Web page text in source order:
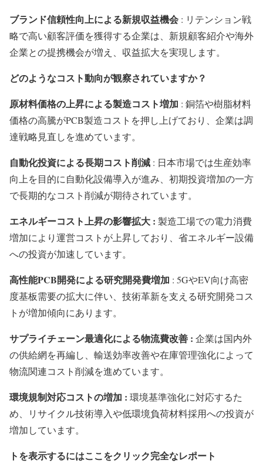
ブランド信頼性向上による新規収益機会 : リテンション戦
略で高い顧客評価を獲得する企業は、新規顧客紹介や海外
企業との提携機会が増え、収益拡大を実現します。
どのようなコスト動向が観察されていますか？
原材料価格の上昇による製造コスト増加 : 銅箔や樹脂材料
価格の高騰がPCB製造コストを押し上げており、企業は調
達戦略見直しを進めています。
自動化投資による長期コスト削減 : 日本市場では生産効率
向上を目的に自動化設備導入が進み、初期投資増加の一方
で長期的なコスト削減が期待されています。
エネルギーコスト上昇の影響拡大 : 製造工場での電力消費
増加により運営コストが上昇しており、省エネルギー設備
への投資が加速しています。
高性能PCB開発による研究開発費増加 : 5GやEV向け高密
度基板需要の拡大に伴い、技術革新を支える研究開発コス
トが増加傾向にあります。
サプライチェーン最適化による物流費改善 : 企業は国内外
の供給網を再編し、輸送効率改善や在庫管理強化によって
物流関連コスト削減を進めています。
環境規制対応コストの増加 : 環境基準強化に対応するた
め、リサイクル技術導入や低環境負荷材料採用への投資が
増加しています。
トを表示するにはここをクリック完全なレポート